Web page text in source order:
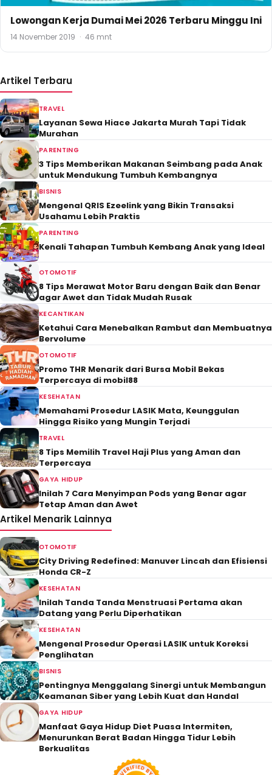
Lowongan Kerja Dumai Mei 2026 Terbaru Minggu Ini
14 November 2019 · 46 mnt
Artikel Terbaru
TRAVEL
Layanan Sewa Hiace Jakarta Murah Tapi Tidak
Murahan
PARENTING
3 Tips Memberikan Makanan Seimbang pada Anak
untuk Mendukung Tumbuh Kembangnya
BISNIS
Mengenal QRIS Ezeelink yang Bikin Transaksi
Usahamu Lebih Praktis
PARENTING
Kenali Tahapan Tumbuh Kembang Anak yang Ideal
OTOMOTIF
8 Tips Merawat Motor Baru dengan Baik dan Benar
agar Awet dan Tidak Mudah Rusak
KECANTIKAN
Ketahui Cara Menebalkan Rambut dan Membuatnya
Bervolume
OTOMOTIF
Promo THR Menarik dari Bursa Mobil Bekas
Terpercaya di mobil88
KESEHATAN
Memahami Prosedur LASIK Mata, Keunggulan
Hingga Risiko yang Mungin Terjadi
TRAVEL
8 Tips Memilih Travel Haji Plus yang Aman dan
Terpercaya
GAYA HIDUP
Inilah 7 Cara Menyimpan Pods yang Benar agar
Tetap Aman dan Awet
Artikel Menarik Lainnya
OTOMOTIF
City Driving Redefined: Manuver Lincah dan Efisiensi
Honda CR-Z
KESEHATAN
Inilah Tanda Tanda Menstruasi Pertama akan
Datang yang Perlu Diperhatikan
KESEHATAN
Mengenal Prosedur Operasi LASIK untuk Koreksi
Penglihatan
BISNIS
Pentingnya Menggalang Sinergi untuk Membangun
Keamanan Siber yang Lebih Kuat dan Handal
GAYA HIDUP
Manfaat Gaya Hidup Diet Puasa Intermiten,
Menurunkan Berat Badan Hingga Tidur Lebih
Berkualitas